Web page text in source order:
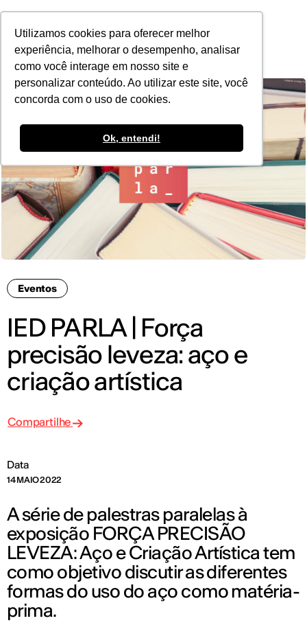
Utilizamos cookies para oferecer melhor
experiência, melhorar o desempenho, analisar
como você interage em nosso site e
personalizar conteúdo. Ao utilizar este site, você
concorda com o uso de cookies.
Ok, entendi!
POR
Eventos
IED PARLA | Força
precisão leveza: aço e
criação artística
Data
14 MAIO 2022
Compartilhe
A série de palestras paralelas à
exposição FORÇA PRECISÃO
LEVEZA: Aço e Criação Artística tem
como objetivo discutir as diferentes
formas do uso do aço como matéria-
prima.